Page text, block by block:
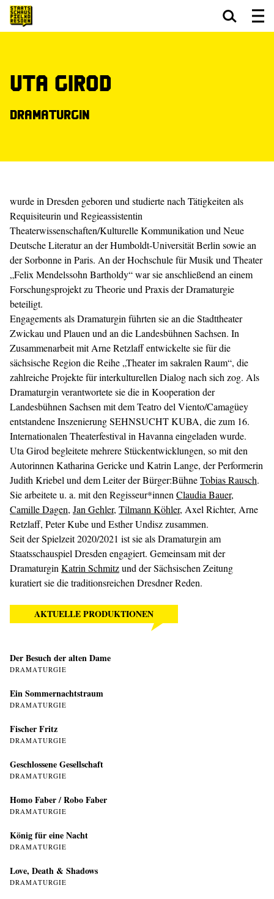
Uta Girod
Dramaturgin
wurde in Dresden geboren und studierte nach Tätigkeiten als
Requisiteurin und Regieassistentin
Theaterwissenschaften/Kulturelle Kommunikation und Neue
Deutsche Literatur an der Humboldt-Universität Berlin sowie an
der Sorbonne in Paris. An der Hochschule für Musik und Theater
„Felix Mendelssohn Bartholdy“ war sie anschließend an einem
Forschungsprojekt zu Theorie und Praxis der Dramaturgie
beteiligt.
Engagements als Dramaturgin führten sie an die Stadttheater
Zwickau und Plauen und an die Landesbühnen Sachsen. In
Zusammenarbeit mit Arne Retzlaff entwickelte sie für die
sächsische Region die Reihe „Theater im sakralen Raum“, die
zahlreiche Projekte für interkulturellen Dialog nach sich zog. Als
Dramaturgin verantwortete sie die in Kooperation der
Landesbühnen Sachsen mit dem Teatro del Viento/Camagüey
entstandene Inszenierung SEHNSUCHT KUBA, die zum 16.
Internationalen Theaterfestival in Havanna eingeladen wurde.
Uta Girod begleitete mehrere Stückentwicklungen, so mit den
Autorinnen Katharina Gericke und Katrin Lange, der Performerin
Judith Kriebel und dem Leiter der Bürger:BühneTobias Rausch.
Sie arbeitete u. a. mit den Regisseur*innen Claudia Bauer,
Camille Dagen, Jan Gehler, Tilmann Köhler, Axel Richter, Arne
Retzlaff, Peter Kube und Esther Undisz zusammen.
Seit der Spielzeit 2020/2021 ist sie als Dramaturgin am
Staatsschauspiel Dresden engagiert. Gemeinsam mit der
Dramaturgin Katrin Schmitzund der Sächsischen Zeitung
kuratiert sie die traditionsreichen Dresdner Reden.
AKTUELLE PRODUKTIONEN
Der Besuch der alten Dame
DRAMATURGIE
Ein Sommer­nachtstraum
DRAMATURGIE
Fischer Fritz
DRAMATURGIE
Geschlossene Gesellschaft
DRAMATURGIE
Homo Faber / Robo Faber
DRAMATURGIE
König für eine Nacht
DRAMATURGIE
Love, Death & Shadows
DRAMATURGIE